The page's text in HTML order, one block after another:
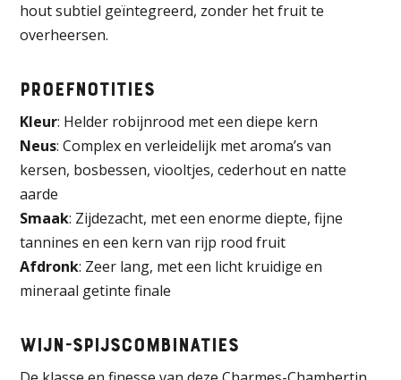
hout subtiel geïntegreerd, zonder het fruit te
overheersen.
Proefnotities
Kleur: Helder robijnrood met een diepe kern
Neus: Complex en verleidelijk met aroma’s van
kersen, bosbessen, viooltjes, cederhout en natte
aarde
Smaak: Zijdezacht, met een enorme diepte, fijne
tannines en een kern van rijp rood fruit
Afdronk: Zeer lang, met een licht kruidige en
mineraal getinte finale
Wijn-spijscombinaties